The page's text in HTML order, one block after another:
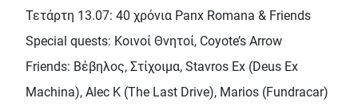
Τετάρτη 13.07: 40 χρόνια Panx Romana & Friends
Special quests: Κοινοί Θνητοί, Coyote’s Arrow
Friends: Βέβηλος, Στίχοιμα, Stavros Ex (Deus Ex
Machina), Alec K (The Last Drive), Marios (Fundracar)